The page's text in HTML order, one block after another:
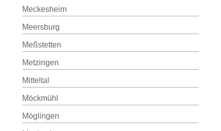
Meckesheim
Meersburg
Meßstetten
Metzingen
Mitteltal
Möckmühl
Möglingen